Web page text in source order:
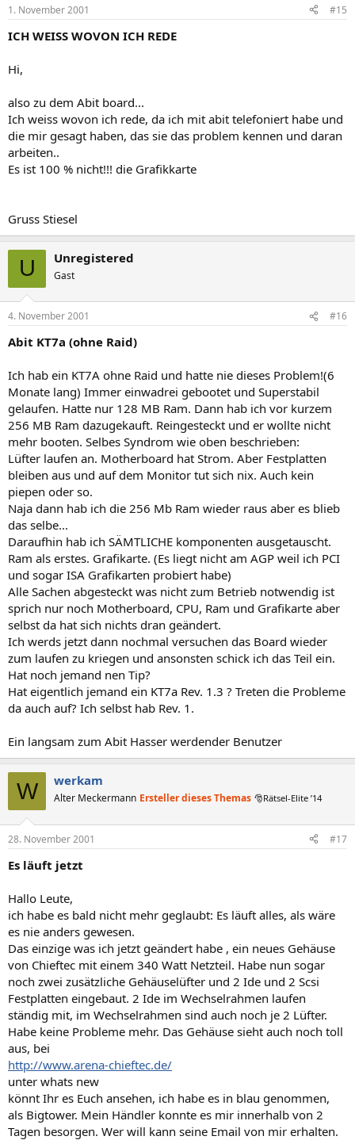
1. November 2001 #15
ICH WEISS WOVON ICH REDE
Hi,
also zu dem Abit board...
Ich weiss wovon ich rede, da ich mit abit telefoniert habe und
die mir gesagt haben, das sie das problem kennen und daran
arbeiten..
Es ist 100 % nicht!!! die Grafikkarte
Gruss Stiesel
U Unregistered
Gast
4. November 2001 #16
Abit KT7a (ohne Raid)
Ich hab ein KT7A ohne Raid und hatte nie dieses Problem!(6
Monate lang) Immer einwadrei gebootet und Superstabil
gelaufen. Hatte nur 128 MB Ram. Dann hab ich vor kurzem
256 MB Ram dazugekauft. Reingesteckt und er wollte nicht
mehr booten. Selbes Syndrom wie oben beschrieben:
Lüfter laufen an. Motherboard hat Strom. Aber Festplatten
bleiben aus und auf dem Monitor tut sich nix. Auch kein
piepen oder so.
Naja dann hab ich die 256 Mb Ram wieder raus aber es blieb
das selbe...
Daraufhin hab ich SÄMTLICHE komponenten ausgetauscht.
Ram als erstes. Grafikarte. (Es liegt nicht am AGP weil ich PCI
und sogar ISA Grafikarten probiert habe)
Alle Sachen abgesteckt was nicht zum Betrieb notwendig ist
sprich nur noch Motherboard, CPU, Ram und Grafikarte aber
selbst da hat sich nichts dran geändert.
Ich werds jetzt dann nochmal versuchen das Board wieder
zum laufen zu kriegen und ansonsten schick ich das Teil ein.
Hat noch jemand nen Tip?
Hat eigentlich jemand ein KT7a Rev. 1.3 ? Treten die Probleme
da auch auf? Ich selbst hab Rev. 1.
Ein langsam zum Abit Hasser werdender Benutzer
W werkam
Alter Meckermann Ersteller dieses Themas 🎅Rätsel-Elite ’14
28. November 2001 #17
Es läuft jetzt
Hallo Leute,
ich habe es bald nicht mehr geglaubt: Es läuft alles, als wäre
es nie anders gewesen.
Das einzige was ich jetzt geändert habe , ein neues Gehäuse
von Chieftec mit einem 340 Watt Netzteil. Habe nun sogar
noch zwei zusätzliche Gehäuselüfter und 2 Ide und 2 Scsi
Festplatten eingebaut. 2 Ide im Wechselrahmen laufen
ständig mit, im Wechselrahmen sind auch noch je 2 Lüfter.
Habe keine Probleme mehr. Das Gehäuse sieht auch noch toll
aus, bei
http://www.arena-chieftec.de/
unter whats new
könnt Ihr es Euch ansehen, ich habe es in blau genommen,
als Bigtower. Mein Händler konnte es mir innerhalb von 2
Tagen besorgen. Wer will kann seine Email von mir erhalten.